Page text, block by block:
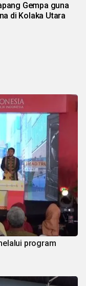
Gempa guna
di Kolaka Utara
program